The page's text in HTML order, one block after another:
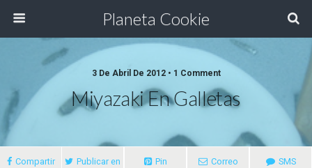
Planeta Cookie
3 De Abril De 2012 • 1 Comment
Miyazaki En Galletas
Compartir
Publicar en
Pin
Correo
SMS